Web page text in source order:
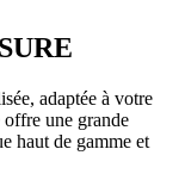
adaptée à votre
offre une grande
haut de gamme et